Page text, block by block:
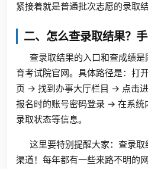
紧接着就是普通批次志愿的录取结
二、怎么查录取结果？
查录取结果的入口和查成绩
育考试院官网。具体路径是：打
页 → 找到办事大厅栏目 → 点击
报名时的账号密码登录 → 在系统
录取状态等信息。
这里要特别提醒大家：查录
渠道！每年都有一些来路不明的